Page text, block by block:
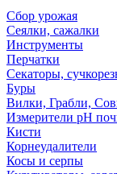
Сбор урожая
Сеялки, сажалки
Инструменты
Перчатки
Секаторы,
Буры
Вилки, Грабли,
Измерители pH
Кисти
Корнеудалители
Косы и серпы